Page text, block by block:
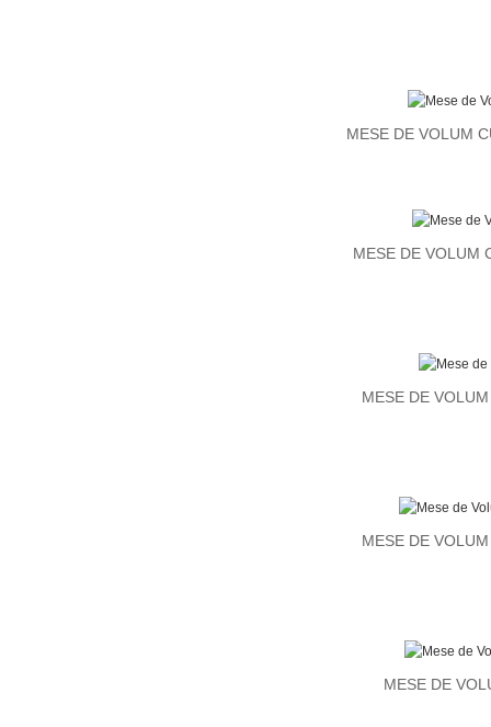
MESE DE VOLUM
MESE DE VOLUM
MESE DE
MESE DE
MESE DE